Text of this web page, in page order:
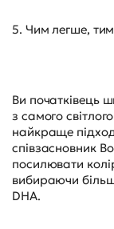
5. Чим легше,
Ви початківець
з самого
найкраще
співзасновник
посилювати
вибираючи
DHA.